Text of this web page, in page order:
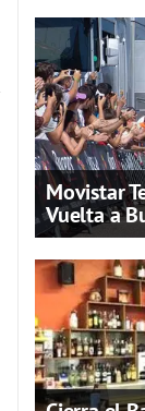
Movistar
Vuelta a